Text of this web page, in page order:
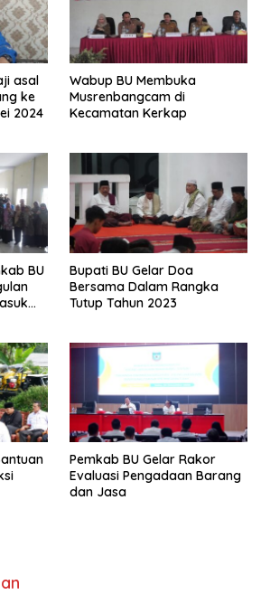
asal
ke
2024
Wabup BU Membuka
Musrenbangcam di
Kecamatan Kerkap
BU
Bupati BU Gelar Doa
Bersama Dalam Rangka
Tutup Tahun 2023
Pemkab BU Gelar Rakor
Evaluasi Pengadaan Barang
dan Jasa